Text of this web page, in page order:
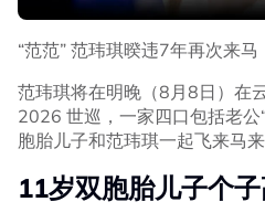
“范范” 范玮琪暌违7年再次来马
范玮琪将在明晚（8月8日）在
2026 世巡，一家四口包括老公
胞胎儿子和范玮琪一起飞来马来
11岁双胞胎儿子个